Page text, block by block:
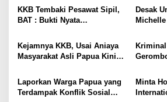
g
a
t
i
o
n
Hukum Humaniter
Internasional
KKB Tembaki Pesawat Sipil,
BAT : Bukti Nyata
HAM Harus Melek!
Desak
Juga
atas
Kejamnya KKB, Usai Aniaya
Masyarakat Asli Papua Kini
Peduli Papua
Laporkan Warga Papua yang
Terdampak Konflik Sosial
Minta